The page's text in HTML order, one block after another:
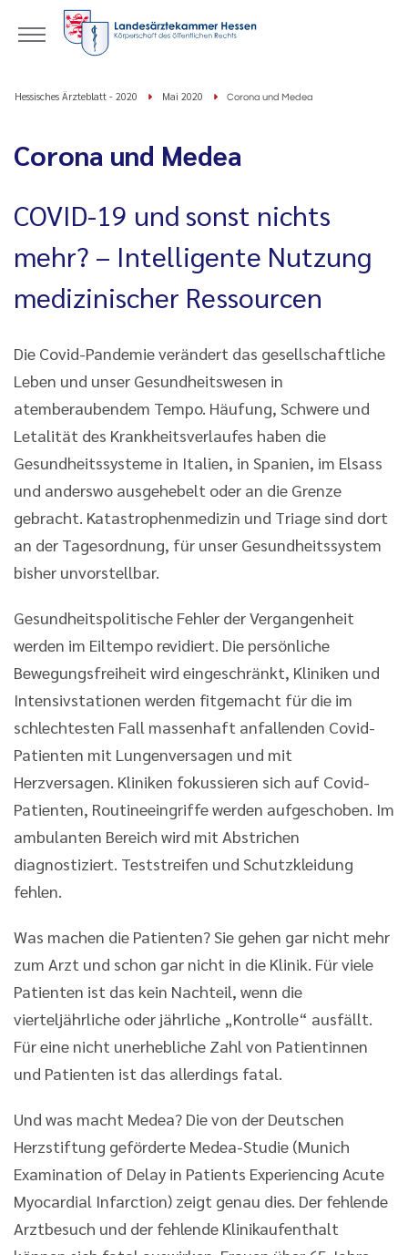
Hessisches Ärzteblatt - 2020 Mai 2020 Corona und Medea
Corona und Medea
COVID-19 und sonst nichts
mehr? – Intelligente Nutzung
medizinischer Ressourcen
Die Covid-Pandemie verändert das gesellschaftliche
Leben und unser Gesundheitswesen in
atemberaubendem Tempo. Häufung, Schwere und
Letalität des Krankheitsverlaufes haben die
Gesundheitssysteme in Italien, in Spanien, im Elsass
und anderswo ausgehebelt oder an die Grenze
gebracht. Katastrophenmedizin und Triage sind dort
an der Tagesordnung, für unser Gesundheitssystem
bisher unvorstellbar.
Gesundheitspolitische Fehler der Vergangenheit
werden im Eiltempo revidiert. Die persönliche
Bewegungsfreiheit wird eingeschränkt, Kliniken und
Intensivstationen werden fitgemacht für die im
schlechtesten Fall massenhaft anfallenden Covid-
Patienten mit Lungenversagen und mit
Herzversagen. Kliniken fokussieren sich auf Covid-
Patienten, Routineeingriffe werden aufgeschoben. Im
ambulanten Bereich wird mit Abstrichen
diagnostiziert. Teststreifen und Schutzkleidung
fehlen.
Was machen die Patienten? Sie gehen gar nicht mehr
zum Arzt und schon gar nicht in die Klinik. Für viele
Patienten ist das kein Nachteil, wenn die
vierteljährliche oder jährliche „Kontrolle“ ausfällt.
Für eine nicht unerhebliche Zahl von Patientinnen
und Patienten ist das allerdings fatal.
Und was macht Medea? Die von der Deutschen
Herzstiftung geförderte Medea-Studie (Munich
Examination of Delay in Patients Experiencing Acute
Myocardial Infarction) zeigt genau dies. Der fehlende
Arztbesuch und der fehlende Klinikaufenthalt